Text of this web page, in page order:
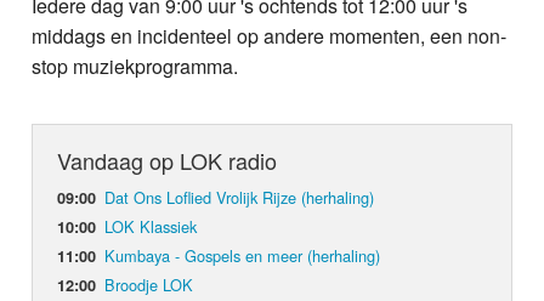
Foto's
Webcam
Info
Iedere dag van 9:00 uur 's ochtends tot 12:00 uur 's
middags en incidenteel op andere momenten, een non-
stop muziekprogramma.
Vandaag op LOK radio
09:00 Dat Ons Loflied Vrolijk Rijze (herhaling)
10:00 LOK Klassiek
11:00 Kumbaya - Gospels en meer (herhaling)
12:00 Broodje LOK